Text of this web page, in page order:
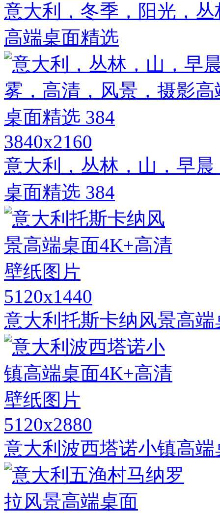
意大利，冬季，阳光，
高端桌面精选
3840x2160
意大利，丛林，山，早
桌面精选 384
5120x1440
意大利托斯卡纳风景高
5120x2880
意大利波西塔诺小镇高